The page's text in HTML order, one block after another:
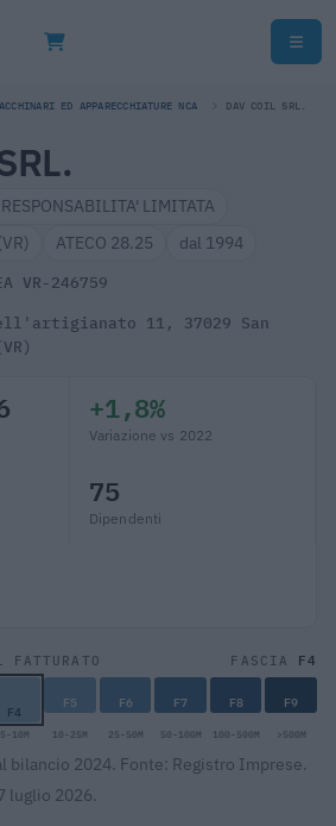
ED APPARECCHIATURE NCA DAV COIL SRL.
LIMITATA
ATECO 28.25 dal 1994
VR-246759
11, 37029 San
+1,8%
Variazione vs 2022
75
Dipendenti
FATTURATO FASCIA F4
F4 F5 F6 F7 F8 F9
5-10M 10-25M 25-50M 50-100M 100-500M >500M
bilancio 2024. Fonte: Registro Imprese.
luglio 2026.